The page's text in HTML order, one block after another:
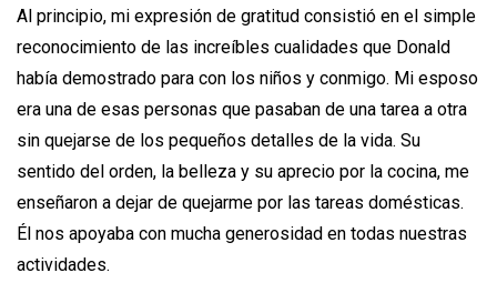
Al principio, mi expresión de gratitud consistió en el simple
reconocimiento de las increíbles cualidades que Donald
había demostrado para con los niños y conmigo. Mi esposo
era una de esas personas que pasaban de una tarea a otra
sin quejarse de los pequeños detalles de la vida. Su
sentido del orden, la belleza y su aprecio por la cocina, me
enseñaron a dejar de quejarme por las tareas domésticas.
Él nos apoyaba con mucha generosidad en todas nuestras
actividades.